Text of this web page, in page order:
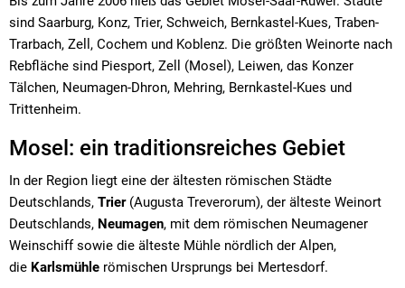
sind Saarburg, Konz, Trier, Schweich, Bernkastel-Kues, Traben-
Trarbach, Zell, Cochem und Koblenz. Die größten Weinorte nach
Rebfläche sind Piesport, Zell (Mosel), Leiwen, das Konzer
Tälchen, Neumagen-Dhron, Mehring, Bernkastel-Kues und
Trittenheim.
Mosel: ein traditionsreiches Gebiet
In der Region liegt eine der ältesten römischen Städte
Deutschlands, Trier(Augusta Treverorum), der älteste Weinort
Deutschlands, Neumagen, mit dem römischen Neumagener
Weinschiff sowie die älteste Mühle nördlich der Alpen,
die Karlsmühle römischen Ursprungs bei Mertesdorf.